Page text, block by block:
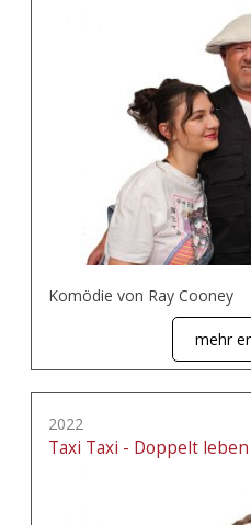
Komödie von Ray Cooney
mehr
2022
Taxi Taxi - Doppelt